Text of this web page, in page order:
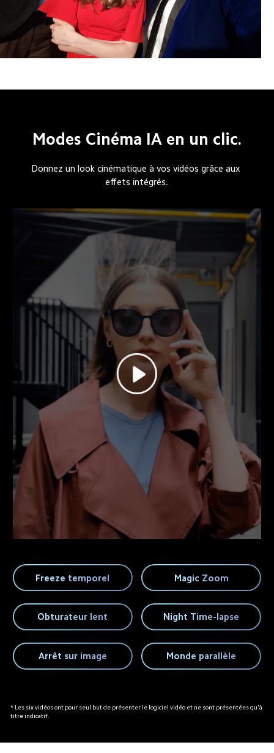
Modes Cinéma IA en un clic.
Donnez un look cinématique à vos vidéos grâce aux
effets intégrés.
Freeze temporel Magic Zoom
Obturateur lent Night Time-lapse
Arrêt sur image Monde parallèle
* Les six vidéos ont pour seul but de présenter le logiciel vidéo et ne sont présentées qu'à
titre indicatif.